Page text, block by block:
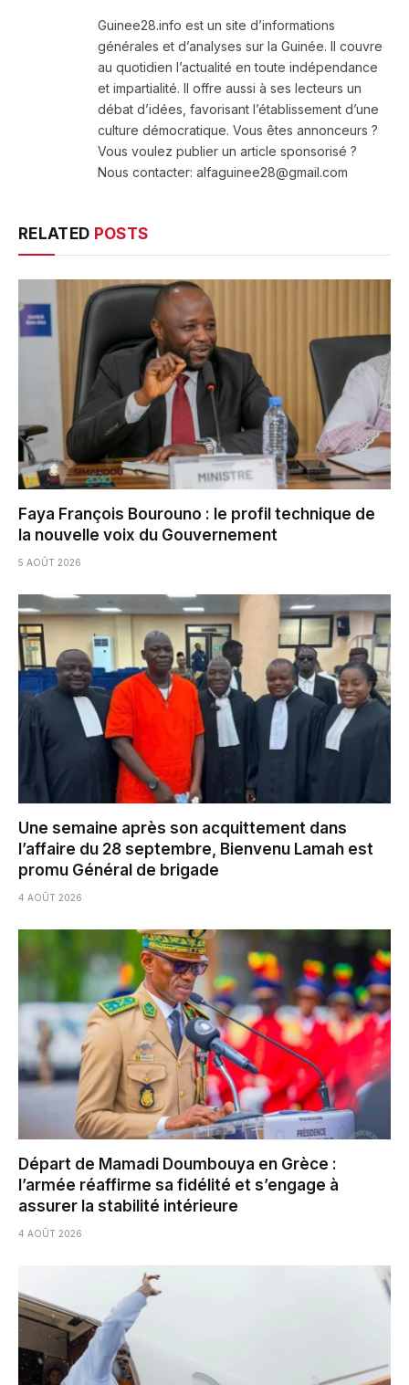
Guinee28.info est un site d’informations
générales et d’analyses sur la Guinée. Il couvre
au quotidien l’actualité en toute indépendance
et impartialité. Il offre aussi à ses lecteurs un
débat d’idées, favorisant l’établissement d’une
culture démocratique. Vous êtes annonceurs ?
Vous voulez publier un article sponsorisé ?
Nous contacter: alfaguinee28@gmail.com
RELATED POSTS
Faya François Bourouno : le profil technique de
la nouvelle voix du Gouvernement
5 AOÛT 2026
Une semaine après son acquittement dans
l’affaire du 28 septembre, Bienvenu Lamah est
promu Général de brigade
4 AOÛT 2026
Départ de Mamadi Doumbouya en Grèce :
l’armée réaffirme sa fidélité et s’engage à
assurer la stabilité intérieure
4 AOÛT 2026